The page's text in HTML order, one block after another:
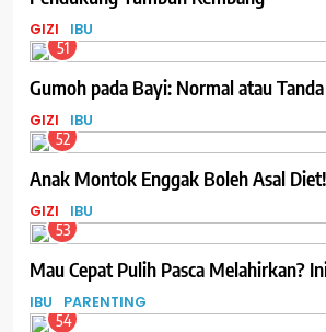
GIZI IBU
51
Gumoh pada Bayi: Normal atau
GIZI IBU
52
Anak Montok Enggak Boleh Asal
GIZI IBU
53
Mau Cepat Pulih Pasca Melahirkan?
IBU PARENTING
54